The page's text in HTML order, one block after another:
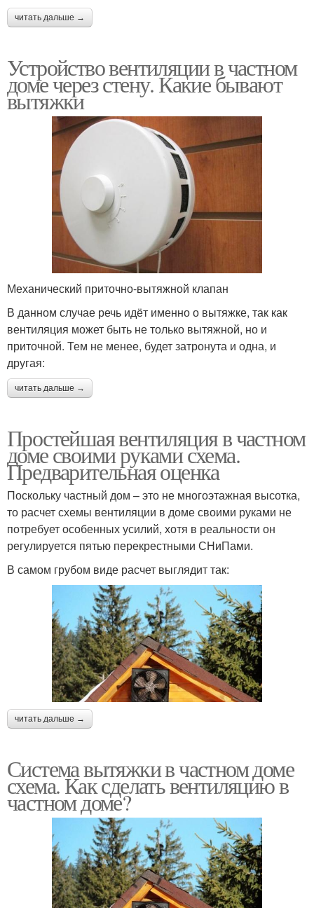
читать дальше →
Устройство вентиляции в частном
доме через стену. Какие бывают
вытяжки
Механический приточно-вытяжной клапан
В данном случае речь идёт именно о вытяжке, так как
вентиляция может быть не только вытяжной, но и
приточной. Тем не менее, будет затронута и одна, и
другая:
читать дальше →
Простейшая вентиляция в частном
доме своими руками схема.
Предварительная оценка
Поскольку частный дом – это не многоэтажная высотка,
то расчет схемы вентиляции в доме своими руками не
потребует особенных усилий, хотя в реальности он
регулируется пятью перекрестными СНиПами.
В самом грубом виде расчет выглядит так:
читать дальше →
Система вытяжки в частном доме
схема. Как сделать вентиляцию в
частном доме?